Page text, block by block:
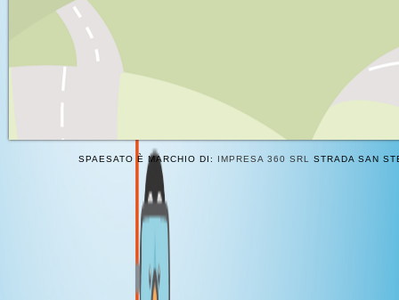
SPAESATO È MARCHIO DI: IMPRESA 360 SRL STRADA SAN